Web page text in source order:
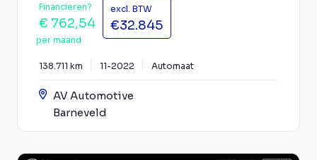
Financieren?
€ 762,54
per maand
excl. BTW
€32.845
138.711 km 11-2022 Automaat
AV Automotive
Barneveld